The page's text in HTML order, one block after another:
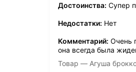
Достоинства: Супер
Недостатки: Нет
Комментарий: Очень
она всегда была
Товар — Агуша